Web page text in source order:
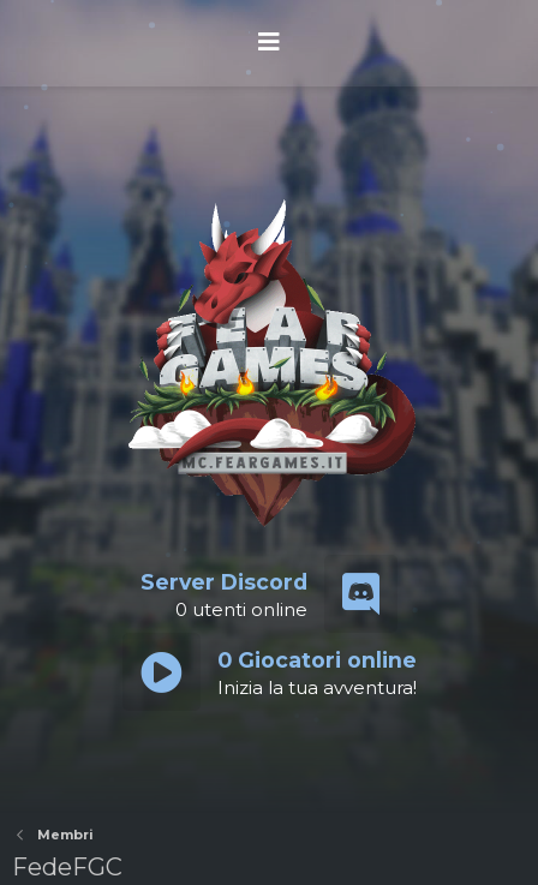
Server Discord
0 utenti online
0Giocatori online
Inizia la tua avventura!
Membri
FedeFGC